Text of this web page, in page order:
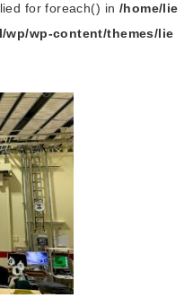
for foreach() in /home/lie
wp-content/themes/lie